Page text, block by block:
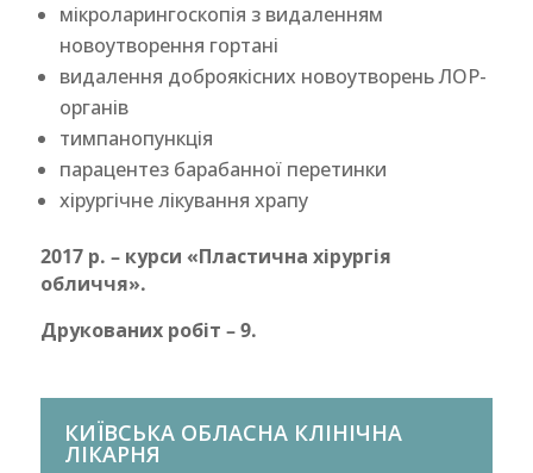
мікроларингоскопія з видаленням
новоутворення гортані
видалення доброякісних новоутворень ЛОР-
органів
тимпанопункція
парацентез барабанної перетинки
хірургічне лікування храпу
2017 р. – курси «Пластична хірургія
обличчя».
Друкованих робіт – 9.
КИЇВСЬКА ОБЛАСНА КЛІНІЧНА
ЛІКАРНЯ